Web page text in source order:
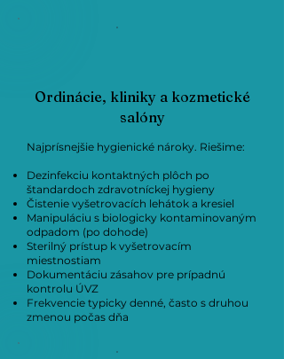
Ordinácie, kliniky a kozmetické
salóny
Najprísnejšie hygienické nároky. Riešime:
Dezinfekciu kontaktných plôch po
štandardoch zdravotníckej hygieny
Čistenie vyšetrovacích lehátok a kresiel
Manipuláciu s biologicky kontaminovaným
odpadom (po dohode)
Sterilný prístup k vyšetrovacím
miestnostiam
Dokumentáciu zásahov pre prípadnú
kontrolu ÚVZ
Frekvencie typicky denné, často s druhou
zmenou počas dňa